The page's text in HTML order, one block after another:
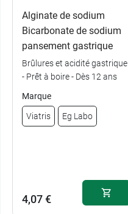
Alginate de sodium
Bicarbonate de sodium
pansement gastrique
Brûlures et acidité gastrique
- Prêt à boire - Dès 12 ans
Marque
Viatris Eg Labo
4,07 €